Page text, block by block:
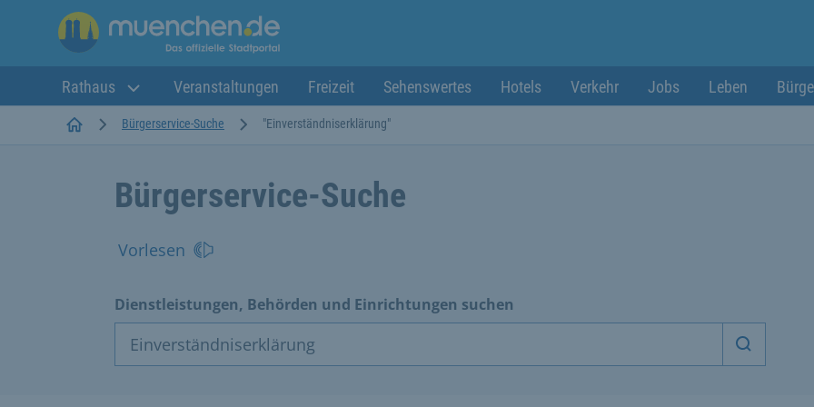
Rathaus Veranstaltungen Freizeit Sehenswertes Hotels Verkehr Jobs Leben
StartseiteBürgerservice-Suche "Einverständniserklärung"
Bürgerservice-Suche
Vorlesen
Dienstleistungen, Behörden und Einrichtungen suchen